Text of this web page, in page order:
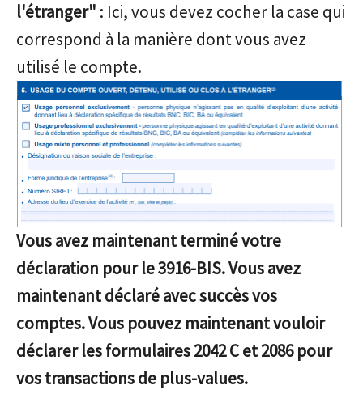
l'étranger" : Ici, vous devez cocher la case qui
correspond à la manière dont vous avez
utilisé le compte.
Vous avez maintenant terminé votre
déclaration pour le 3916-BIS. Vous avez
maintenant déclaré avec succès vos
comptes. Vous pouvez maintenant vouloir
déclarer les formulaires 2042 C et 2086 pour
vos transactions de plus-values.